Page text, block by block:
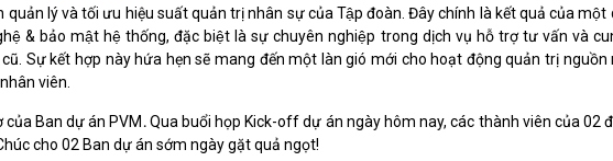
quản lý và tối ưu hiệu suất quản trị nhân sự của Tập đoàn. Đây chính là kết quả của
& bảo mật hệ thống, đặc biệt là sự chuyên nghiệp trong dịch vụ hỗ trợ tư vấn và
Sự kết hợp này hứa hẹn sẽ mang đến một làn gió mới cho hoạt động quản trị
viên.
của Ban dự án PVM.Qua buổi họp Kick-off dự án ngày hôm nay, các thành viên của 02
cho 02 Ban dự án sớm ngày gặt quả ngọt!